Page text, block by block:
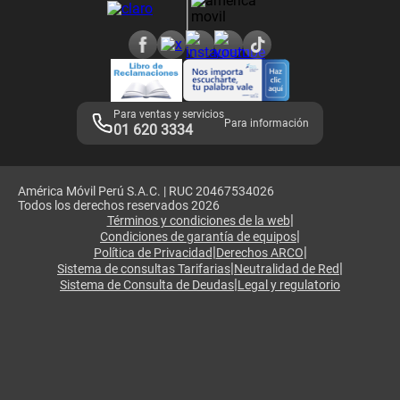
Adquirientes iPhone 6, 6S y SE
Mensaje de Seguridad
Términos y Condiciones de Tienda Claro
Libro de Reclamaciones
Legales de marketplace
Para ventas y servicios
01 620 3334 Para información
América Móvil Perú S.A.C. | RUC 20467534026
Todos los derechos reservados 2026
Términos y condiciones de la web|
Condiciones de garantía de equipos|
Política de Privacidad|Derechos ARCO|
Sistema de consultas Tarifarias|Neutralidad de Red|
Sistema de Consulta de Deudas|Legal y regulatorio